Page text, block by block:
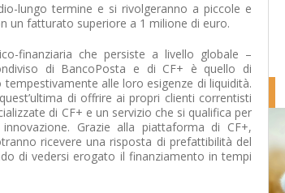
lungo termine e si rivolgeranno a piccole e
un fatturato superiore a 1 milione di euro.
finanziaria che persiste a livello globale –
di BancoPosta e di CF+ è quello di
alle loro esigenze di liquidità.
di offrire ai propri clienti correntisti
di CF+ e un servizio che si qualifica per
Grazie alla piattaforma di CF+,
ricevere una risposta di prefattibilità del
di vedersi erogato il finanziamento in tempi